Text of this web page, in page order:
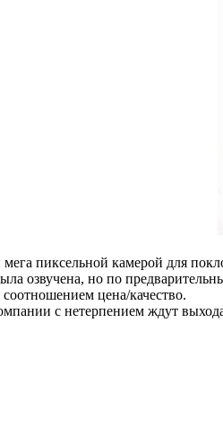
пиксельной камерой для
озвучена, но по
цена/качество.
с нетерпением ждут